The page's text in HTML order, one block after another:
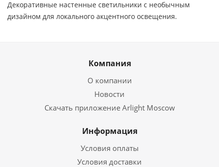
Декоративные настенные светильники с необычным
дизайном для локального акцентного освещения.
Компания
О компании
Новости
Скачать приложение Arlight Moscow
Информация
Условия оплаты
Условия доставки